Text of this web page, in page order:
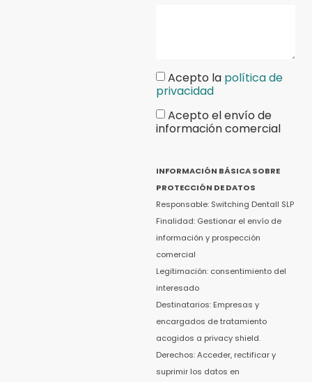
Acepto la política de
privacidad
Acepto el envío de
información comercial
INFORMACIÓN BÁSICA SOBRE
PROTECCIÓN DE DATOS
Responsable: Switching Dentall SLP
Finalidad: Gestionar el envío de
información y prospección
comercial
Legitimación: consentimiento del
interesado
Destinatarios: Empresas y
encargados de tratamiento
acogidos a privacy shield.
Derechos: Acceder, rectificar y
suprimir los datos en